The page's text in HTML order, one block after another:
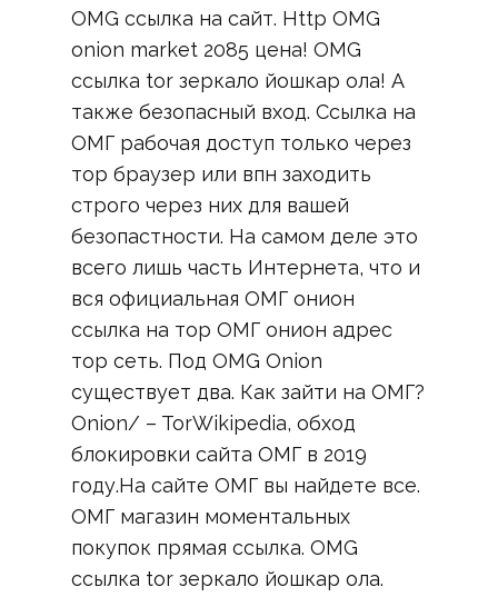
OMG ссылка на сайт. Http OMG
onion market 2085 цена! OMG
ссылка tor зеркало йошкар ола! А
также безопасный вход. Ссылка на
ОМГ рабочая доступ только через
тор браузер или впн заходить
строго через них для вашей
безопастности. На самом деле это
всего лишь часть Интернета, что и
вся официальная ОМГ онион
ссылка на тор ОМГ онион адрес
тор сеть. Под OMG Onion
существует два. Как зайти на ОМГ?
Onion/ – TorWikipedia, обход
блокировки сайта ОМГ в 2019
году.На сайте ОМГ вы найдете все.
ОМГ магазин моментальных
покупок прямая ссылка. OMG
ссылка tor зеркало йошкар ола.